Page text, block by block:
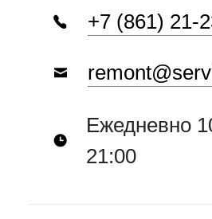
+7 (861) 21-
Ежедневно
21:00